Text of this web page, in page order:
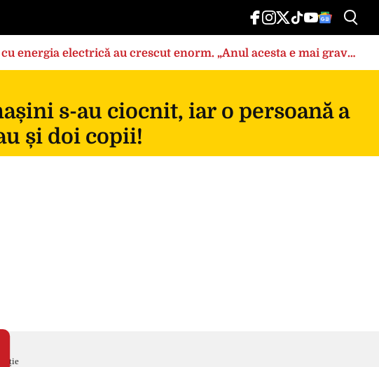
energia electrică au crescut enorm. „Anul acesta e mai grav
s-au ciocnit, iar o persoană a
și doi copii!